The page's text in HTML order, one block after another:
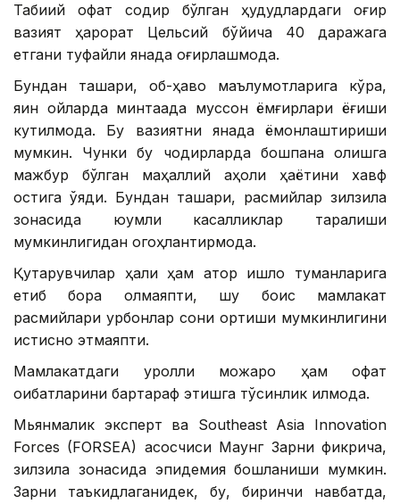
Табиий офат содир бўлган ҳудудлардаги оғир
вазият ҳарорат Цельсий бўйича 40 даражага
етгани туфайли янада оғирлашмоқда.
Бундан ташқари, об-ҳаво маълумотларига кўра,
яқин ойларда минтақада муссон ёмғирлари ёғиши
кутилмоқда. Бу вазиятни янада ёмонлаштириши
мумкин. Чунки бу чодирларда бошпана олишга
мажбур бўлган маҳаллий аҳоли ҳаётини хавф
остига қўяди. Бундан ташқари, расмийлар зилзила
зонасида юқумли касалликлар тарқалиши
мумкинлигидан огоҳлантирмоқда.
Қутқарувчилар ҳали ҳам қатор қишлоқ туманларига
етиб бора олмаяпти, шу боис мамлакат
расмийлари қурбонлар сони ортиши мумкинлигини
истисно этмаяпти.
Мамлакатдаги қуролли можаро ҳам офат
оқибатларини бартараф этишга тўсқинлик қилмоқда.
Мьянмалик эксперт ва Southeast Asia Innovation
Forces (FORSEA) асосчиси Маунг Зарни фикрича,
зилзила зонасида эпидемия бошланиши мумкин.
Зарни таъкидлаганидек, бу, биринчи навбатда,